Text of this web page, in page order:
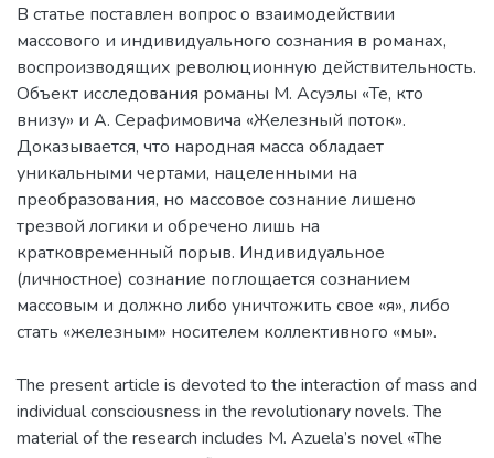
В статье поставлен вопрос о взаимодействии
массового и индивидуального сознания в романах,
воспроизводящих революционную действительность.
Объект исследования романы М. Асуэлы «Те, кто
внизу» и А. Серафимовича «Железный поток».
Доказывается, что народная масса обладает
уникальными чертами, нацеленными на
преобразования, но массовое сознание лишено
трезвой логики и обречено лишь на
кратковременный порыв. Индивидуальное
(личностное) сознание поглощается сознанием
массовым и должно либо уничтожить свое «я», либо
The present article is devoted to the interaction of mass and
individual consciousness in the revolutionary novels. The
material of the research includes M. Azuela’s novel «The